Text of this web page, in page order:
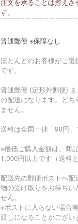
す。
普通郵便 ※保障なし
ほとんどのお客様がご
です。
普通郵便 (定形外郵便)
の配送になります。どち
ません。
送料は全国一律「90円」
※最低ご購入金額は、商
1,000円以上です（送料
配送先の郵便ポストへ
物の受け取りをお待ちい
せん。
※ポストに入らない場合
渡しになることがござい